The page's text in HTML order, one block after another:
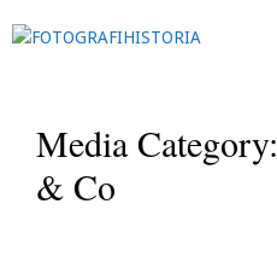
till
Media Category:
& Co